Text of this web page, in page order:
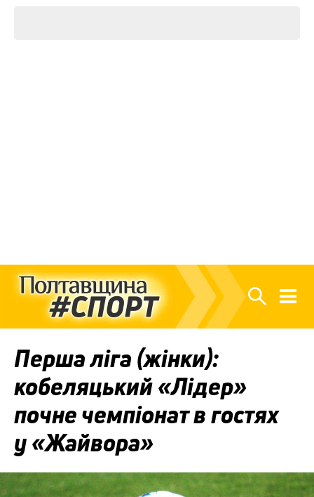
Перша ліга (жінки):
кобеляцький «Лідер»
почне чемпіонат в гостях
у «Жайвора»